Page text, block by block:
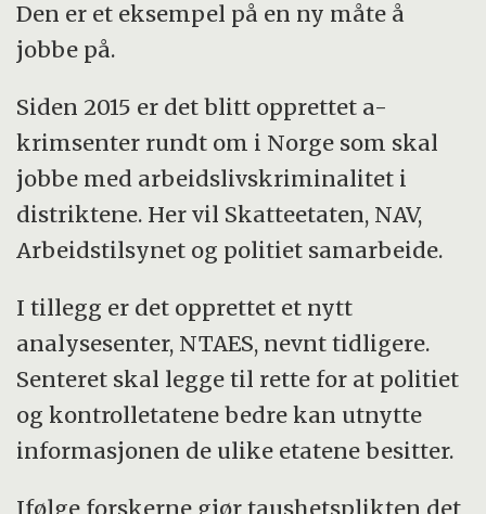
Den er et eksempel på en ny måte å
jobbe på.
Siden 2015 er det blitt opprettet a-
krimsenter rundt om i Norge som skal
jobbe med arbeidslivskriminalitet i
distriktene. Her vil Skatteetaten, NAV,
Arbeidstilsynet og politiet samarbeide.
I tillegg er det opprettet et nytt
analysesenter, NTAES, nevnt tidligere.
Senteret skal legge til rette for at politiet
og kontrolletatene bedre kan utnytte
informasjonen de ulike etatene besitter.
Ifølge forskerne gjør taushetsplikten det